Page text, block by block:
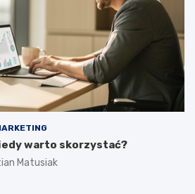
warto skorzystać?
Matusiak